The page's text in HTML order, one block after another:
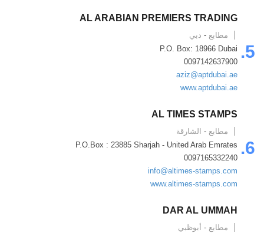
5.
AL ARABIAN PREMIERS TRADING
مطابع - دبي
P.O. Box: 18966 Dubai
0097142637900
aziz@aptdubai.ae
www.aptdubai.ae
6.
AL TIMES STAMPS
مطابع - الشارقة
P.O.Box : 23885 Sharjah - United Arab Emrates
0097165332240
info@altimes-stamps.com
www.altimes-stamps.com
DAR AL UMMAH
مطابع - أبوظبي